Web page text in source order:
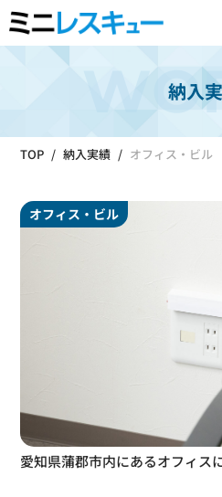
納入
TOP 納入実績 オフィス・ビル
オフィス・ビル
愛知県蒲郡市内にあるオフィス